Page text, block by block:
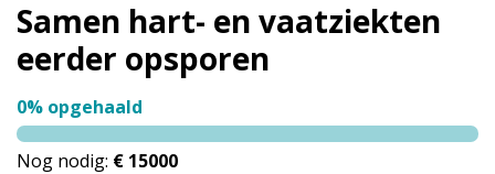
Samen hart- en vaatziekten
eerder opsporen
0% opgehaald
Nog nodig: € 15000